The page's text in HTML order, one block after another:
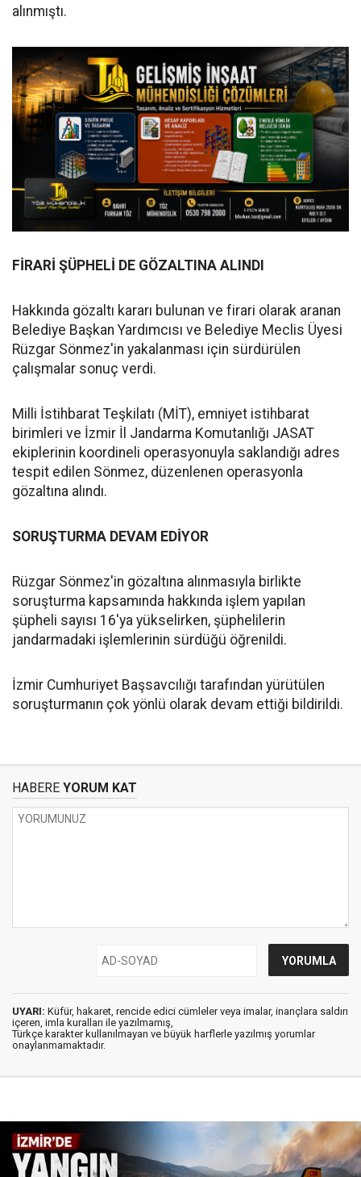
alınmıştı.
FİRARİ ŞÜPHELİ DE GÖZALTINA ALINDI
Hakkında gözaltı kararı bulunan ve firari olarak aranan
Belediye Başkan Yardımcısı ve Belediye Meclis Üyesi
Rüzgar Sönmez'in yakalanması için sürdürülen
çalışmalar sonuç verdi.
Milli İstihbarat Teşkilatı (MİT), emniyet istihbarat
birimleri ve İzmir İl Jandarma Komutanlığı JASAT
ekiplerinin koordineli operasyonuyla saklandığı adres
tespit edilen Sönmez, düzenlenen operasyonla
gözaltına alındı.
SORUŞTURMA DEVAM EDİYOR
Rüzgar Sönmez'in gözaltına alınmasıyla birlikte
soruşturma kapsamında hakkında işlem yapılan
şüpheli sayısı 16'ya yükselirken, şüphelilerin
jandarmadaki işlemlerinin sürdüğü öğrenildi.
İzmir Cumhuriyet Başsavcılığı tarafından yürütülen
soruşturmanın çok yönlü olarak devam ettiği bildirildi.
HABERE YORUM KAT
UYARI: Küfür, hakaret, rencide edici cümleler veya imalar, inançlara saldırı
içeren, imla kuralları ile yazılmamış,
Türkçe karakter kullanılmayan ve büyük harflerle yazılmış yorumlar
onaylanmamaktadır.